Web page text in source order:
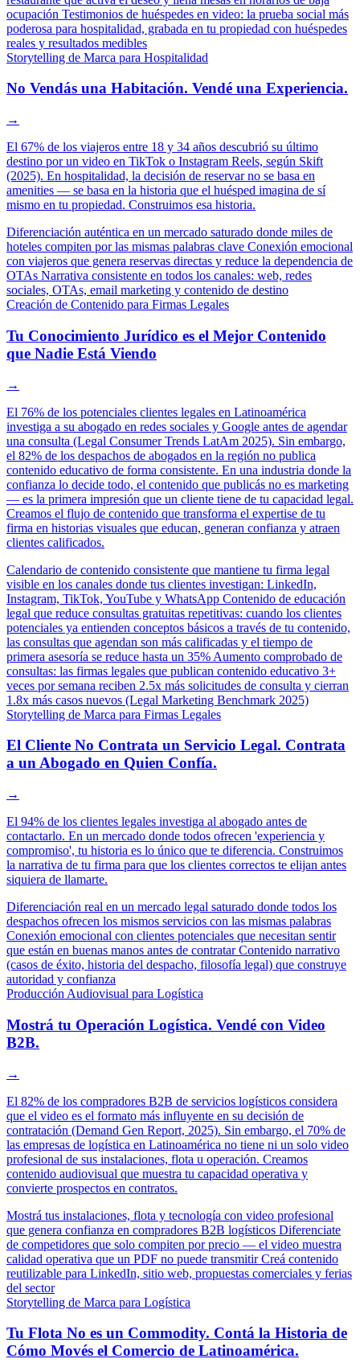
ocupación Testimonios de huéspedes en video: la prueba social más
poderosa para hospitalidad, grabada en tu propiedad con huéspedes
reales y resultados medibles
Storytelling de Marca para Hospitalidad
No Vendás una Habitación. Vendé una Experiencia.
→
El 67% de los viajeros entre 18 y 34 años descubrió su último
destino por un video en TikTok o Instagram Reels, según Skift
(2025). En hospitalidad, la decisión de reservar no se basa en
amenities — se basa en la historia que el huésped imagina de sí
mismo en tu propiedad. Construimos esa historia.
Diferenciación auténtica en un mercado saturado donde miles de
hoteles compiten por las mismas palabras clave Conexión emocional
con viajeros que genera reservas directas y reduce la dependencia de
OTAs Narrativa consistente en todos los canales: web, redes
sociales, OTAs, email marketing y contenido de destino
Creación de Contenido para Firmas Legales
Tu Conocimiento Jurídico es el Mejor Contenido
que Nadie Está Viendo
→
El 76% de los potenciales clientes legales en Latinoamérica
investiga a su abogado en redes sociales y Google antes de agendar
una consulta (Legal Consumer Trends LatAm 2025). Sin embargo,
el 82% de los despachos de abogados en la región no publica
contenido educativo de forma consistente. En una industria donde la
confianza lo decide todo, el contenido que publicás no es marketing
— es la primera impresión que un cliente tiene de tu capacidad legal.
Creamos el flujo de contenido que transforma el expertise de tu
firma en historias visuales que educan, generan confianza y atraen
clientes calificados.
Calendario de contenido consistente que mantiene tu firma legal
visible en los canales donde tus clientes investigan: LinkedIn,
Instagram, TikTok, YouTube y WhatsApp Contenido de educación
legal que reduce consultas gratuitas repetitivas: cuando los clientes
potenciales ya entienden conceptos básicos a través de tu contenido,
las consultas que agendan son más calificadas y el tiempo de
primera asesoría se reduce hasta un 35% Aumento comprobado de
consultas: las firmas legales que publican contenido educativo 3+
veces por semana reciben 2.5x más solicitudes de consulta y cierran
1.8x más casos nuevos (Legal Marketing Benchmark 2025)
Storytelling de Marca para Firmas Legales
El Cliente No Contrata un Servicio Legal. Contrata
a un Abogado en Quien Confía.
→
El 94% de los clientes legales investiga al abogado antes de
contactarlo. En un mercado donde todos ofrecen 'experiencia y
compromiso', tu historia es lo único que te diferencia. Construimos
la narrativa de tu firma para que los clientes correctos te elijan antes
siquiera de llamarte.
Diferenciación real en un mercado legal saturado donde todos los
despachos ofrecen los mismos servicios con las mismas palabras
Conexión emocional con clientes potenciales que necesitan sentir
que están en buenas manos antes de contratarContenido narrativo
(casos de éxito, historia del despacho, filosofía legal) que construye
autoridad y confianza
Producción Audiovisual para Logística
Mostrá tu Operación Logística. Vendé con Video
B2B.
→
El 82% de los compradores B2B de servicios logísticos considera
que el video es el formato más influyente en su decisión de
contratación (Demand Gen Report, 2025). Sin embargo, el 70% de
las empresas de logística en Latinoamérica no tiene ni un solo video
profesional de sus instalaciones, flota u operación. Creamos
contenido audiovisual que muestra tu capacidad operativa y
convierte prospectos en contratos.
Mostrá tus instalaciones, flota y tecnología con video profesional
que genera confianza en compradores B2B logísticos Diferenciate
de competidores que solo compiten por precio — el video muestra
calidad operativa que un PDF no puede transmitirCreá contenido
reutilizable para LinkedIn, sitio web, propuestas comerciales y ferias
del sector
Storytelling de Marca para Logística
Tu Flota No es un Commodity. Contá la Historia de
Cómo Movés el Comercio de Latinoamérica.